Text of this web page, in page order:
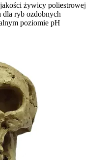
żywicy poliestrowej
dla ryb ozdobnych
poziomie pH